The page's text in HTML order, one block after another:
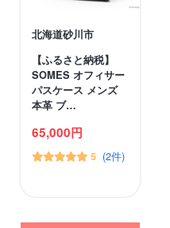
北海道砂川市
【ふるさと納税】
SOMES オフィサー
パスケース メンズ
本革 ブ…
65,000円
5 (2件)